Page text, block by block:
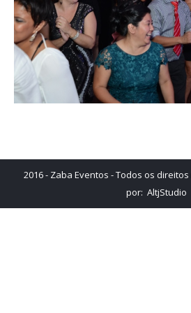
2016 - Zaba Eventos - Todos os
por: AltjStudio